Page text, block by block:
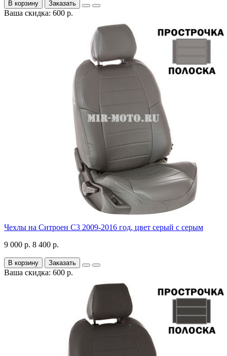
В корзину Заказать
Ваша скидка: 600 р.
Чехлы на Ситроен С3 2009-2016 год, цвет серый с серым
9 000 р. 8 400 р.
В корзину Заказать
Ваша скидка: 600 р.